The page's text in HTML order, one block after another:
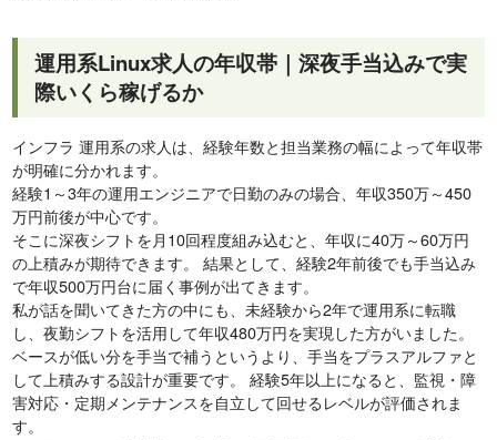
運用系Linux求人の年収帯｜深夜手当込みで実
際いくら稼げるか
インフラ 運用系の求人は、経験年数と担当業務の幅によって年収帯
が明確に分かれます。
経験1～3年の運用エンジニアで日勤のみの場合、年収350万～450
万円前後が中心です。
そこに深夜シフトを月10回程度組み込むと、年収に40万～60万円
の上積みが期待できます。 結果として、経験2年前後でも手当込み
で年収500万円台に届く事例が出てきます。
私が話を聞いてきた方の中にも、未経験から2年で運用系に転職
し、夜勤シフトを活用して年収480万円を実現した方がいました。
ベースが低い分を手当で補うというより、手当をプラスアルファと
して上積みする設計が重要です。 経験5年以上になると、監視・障
害対応・定期メンテナンスを自立して回せるレベルが評価されま
す。